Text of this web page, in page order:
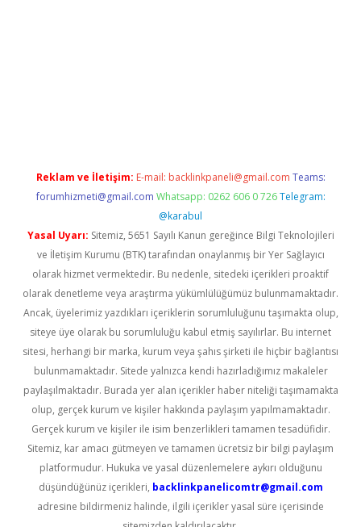
Reklam ve İletişim: E-mail: backlinkpaneli@gmail.com Teams:
forumhizmeti@gmail.com Whatsapp: 0262 606 0 726 Telegram:
@karabul
Yasal Uyarı: Sitemiz, 5651 Sayılı Kanun gereğince Bilgi Teknolojileri
ve İletişim Kurumu (BTK) tarafından onaylanmış bir Yer Sağlayıcı
olarak hizmet vermektedir. Bu nedenle, sitedeki içerikleri proaktif
olarak denetleme veya araştırma yükümlülüğümüz bulunmamaktadır.
Ancak, üyelerimiz yazdıkları içeriklerin sorumluluğunu taşımakta olup,
siteye üye olarak bu sorumluluğu kabul etmiş sayılırlar. Bu internet
sitesi, herhangi bir marka, kurum veya şahıs şirketi ile hiçbir bağlantısı
bulunmamaktadır. Sitede yalnızca kendi hazırladığımız makaleler
paylaşılmaktadır. Burada yer alan içerikler haber niteliği taşımamakta
olup, gerçek kurum ve kişiler hakkında paylaşım yapılmamaktadır.
Gerçek kurum ve kişiler ile isim benzerlikleri tamamen tesadüfidir.
Sitemiz, kar amacı gütmeyen ve tamamen ücretsiz bir bilgi paylaşım
platformudur. Hukuka ve yasal düzenlemelere aykırı olduğunu
düşündüğünüz içerikleri, backlinkpanelicomtr@gmail.com
adresine bildirmeniz halinde, ilgili içerikler yasal süre içerisinde